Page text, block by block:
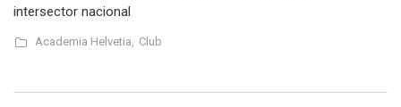
intersector nacional
Academia Helvetia, Club